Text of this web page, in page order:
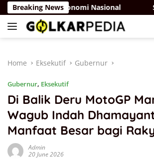
Skip
to
content
Breaking News
Ekonomi Nasional
Home Eksekutif Gubernur
Gubernur, Eksekutif
Di Balik Deru MotoGP
Wagub Indah
Manfaat Besar bagi
Admin
20 June 2026